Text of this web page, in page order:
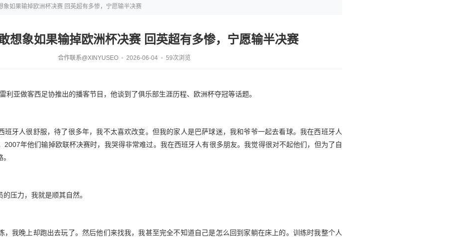
象如果输掉欧洲杯决赛 回英超有多惨，宁愿输半决赛
想象如果输掉欧洲杯决赛 回英超有多惨，宁愿输半决赛
合作联系@XINYUSEO 2026-06-04 59次浏览
利亚做客西足协推出的播客节目，他谈到了俱乐部生涯历程、欧洲杯夺冠等话题。
班牙人很舒服，待了很多年，我不太喜欢改变。但我的家人是巴萨球迷，我和爷爷一起去看球。我在西班牙人
2007年他们输掉欧联杯决赛时，我哭得非常难过。我在西班牙人有很多朋友。我觉得很对不起他们，但为了自
压力，我就是顺其自然。
，我晚上却跑出去玩了。然后他们来找我，我甚至完全不知道自己是怎么回到家躺在床上的。训练时我整个人